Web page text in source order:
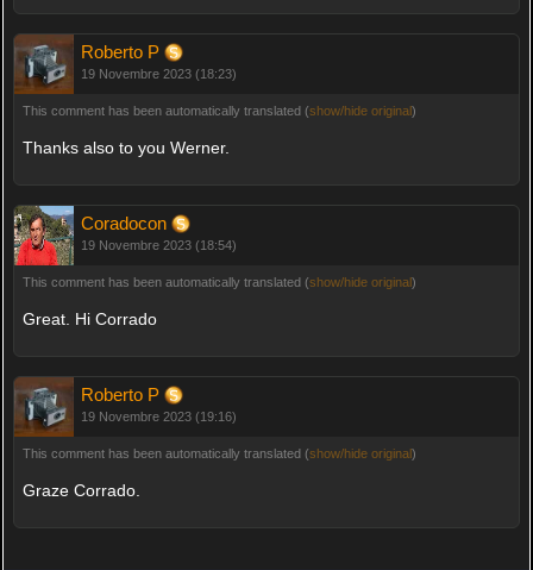
Roberto P
19 Novembre 2023 (18:23)
This comment has been automatically translated (show/hide original)
Thanks also to you Werner.
Coradocon
19 Novembre 2023 (18:54)
This comment has been automatically translated (show/hide original)
Great. Hi Corrado
Roberto P
19 Novembre 2023 (19:16)
This comment has been automatically translated (show/hide original)
Graze Corrado.